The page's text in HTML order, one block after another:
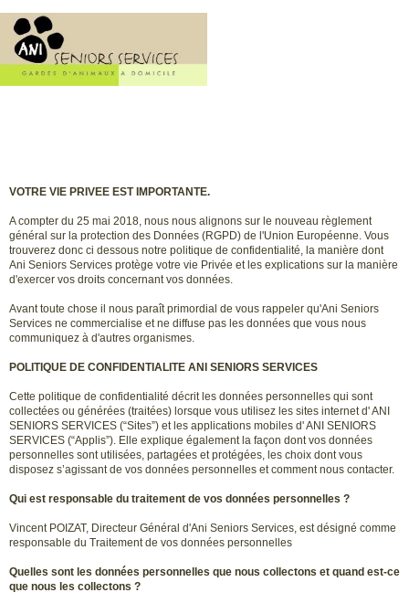
VOTRE VIE PRIVEE EST IMPORTANTE.
A compter du 25 mai 2018, nous nous alignons sur le nouveau règlement
général sur la protection des Données (RGPD) de l'Union Européenne. Vous
trouverez donc ci dessous notre politique de confidentialité, la manière dont
Ani Seniors Services protège votre vie Privée et les explications sur la manière
d'exercer vos droits concernant vos données.
Avant toute chose il nous paraît primordial de vous rappeler qu'Ani Seniors
Services ne commercialise et ne diffuse pas les données que vous nous
communiquez à d'autres organismes.
POLITIQUE DE CONFIDENTIALITE ANI SENIORS SERVICES
Cette politique de confidentialité décrit les données personnelles qui sont
collectées ou générées (traitées) lorsque vous utilisez les sites internet d' ANI
SENIORS SERVICES (“Sites”) et les applications mobiles d' ANI SENIORS
SERVICES (“Applis”). Elle explique également la façon dont vos données
personnelles sont utilisées, partagées et protégées, les choix dont vous
disposez s’agissant de vos données personnelles et comment nous contacter.
Qui est responsable du traitement de vos données personnelles ?
Vincent POIZAT, Directeur Général d'Ani Seniors Services, est désigné comme
responsable du Traitement de vos données personnelles
Quelles sont les données personnelles que nous collectons et quand est-ce
que nous les collectons ?